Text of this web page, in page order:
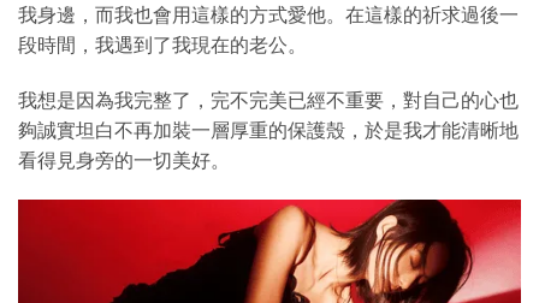
我身邊，而我也會用這樣的方式愛他。在這樣的祈求過後一
段時間，我遇到了我現在的老公。
我想是因為我完整了，完不完美已經不重要，對自己的心也
夠誠實坦白不再加裝一層厚重的保護殼，於是我才能清晰地
看得見身旁的一切美好。